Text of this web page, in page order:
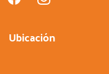
Ubicación